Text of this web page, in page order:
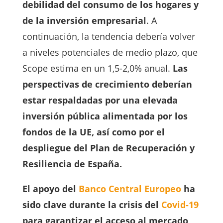
debilidad del consumo de los hogares y
de la inversión empresarial. A
continuación, la tendencia debería volver
a niveles potenciales de medio plazo, que
Scope estima en un 1,5-2,0% anual. Las
perspectivas de crecimiento deberían
estar respaldadas por una elevada
inversión pública alimentada por los
fondos de la UE, así como por el
despliegue del Plan de Recuperación y
Resiliencia de España.
El apoyo del Banco Central Europeoha
sido clave durante la crisis del Covid-19
para garantizar el acceso al mercado